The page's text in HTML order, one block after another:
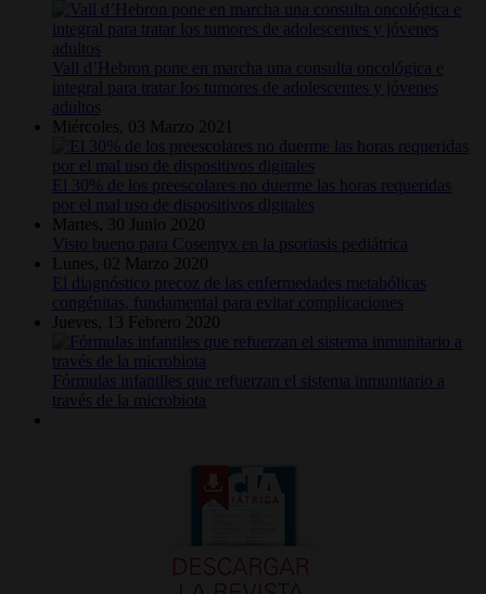
Vall d’Hebron pone en marcha una consulta oncológica e
integral para tratar los tumores de adolescentes y jóvenes
adultos
Miércoles, 03 Marzo 2021
El 30% de los preescolares no duerme las horas requeridas
por el mal uso de dispositivos digitales
Martes, 30 Junio 2020
Visto bueno para Cosentyx en la psoriasis pediátrica
Lunes, 02 Marzo 2020
El diagnóstico precoz de las enfermedades metabólicas
congénitas, fundamental para evitar complicaciones
Jueves, 13 Febrero 2020
Fórmulas infantiles que refuerzan el sistema inmunitario a
través de la microbiota